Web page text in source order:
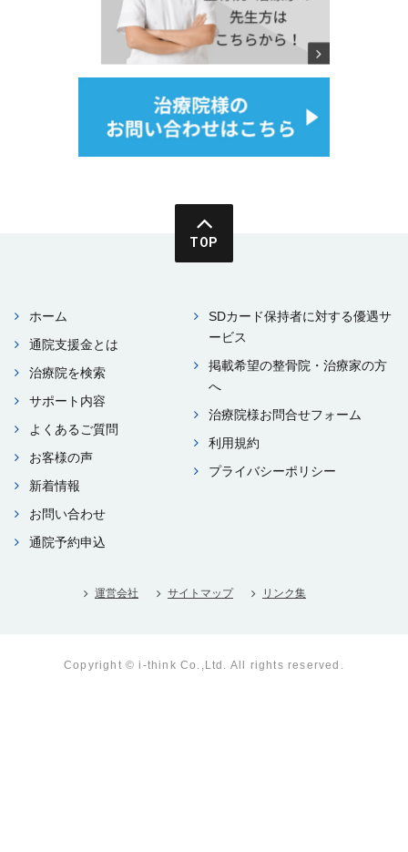
TOP
ホーム
通院⽀援⾦とは
治療院を検索
サポート内容
よくあるご質問
お客様の声
新着情報
お問い合わせ
通院予約申込
SDカード保持者に対する優遇サ
ービス
掲載希望の整⾻院・治療家の⽅
へ
治療院様お問合せフォーム
利⽤規約
プライバシーポリシー
運営会社 サイトマップ リンク集
Copyright © i-think Co.,Ltd. All rights reserved.